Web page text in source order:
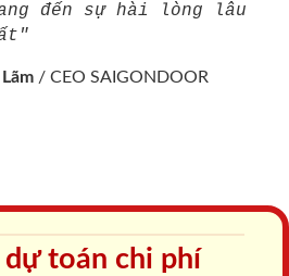
đến sự hài lòng lâu
/ CEO SAIGONDOOR
dự toán chi phí